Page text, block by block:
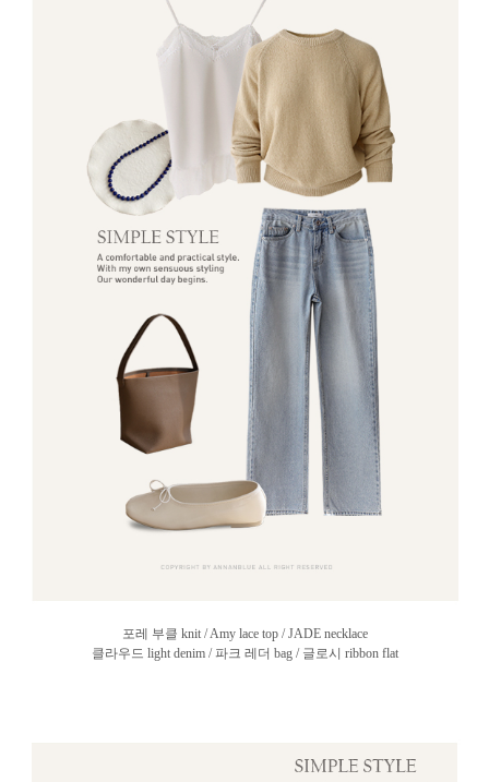
포레 부클 knit / Amy lace top / JADE necklace
클라우드 light denim / 파크 레더 bag / 글로시 ribbon flat